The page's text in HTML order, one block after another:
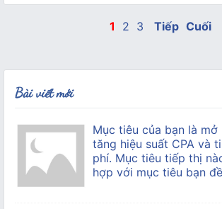
1 2 3 Tiếp Cuối
Bài viết mới
Mục tiêu của bạn là
tăng hiệu suất CPA và
phí. Mục tiêu tiếp thị
hợp với mục tiêu bạn